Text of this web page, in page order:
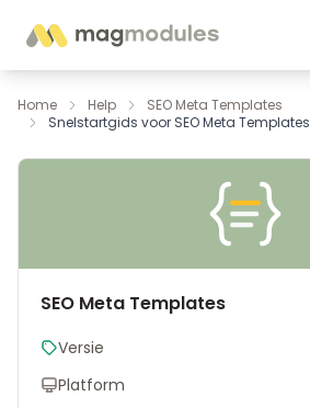
Home Help
SEO Meta Templates
Snelstartgids voor SEO Meta Templates
SEO Meta Templates
Versie
Platform